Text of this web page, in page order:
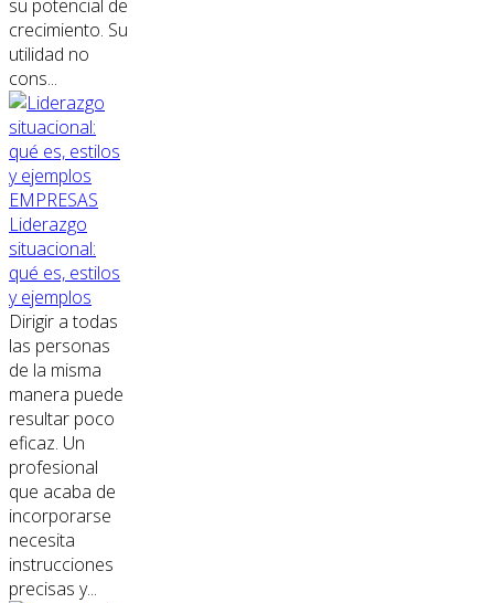
su potencial de
crecimiento. Su
utilidad no
cons...
EMPRESAS
Liderazgo
situacional:
qué es, estilos
y ejemplos
Dirigir a todas
las personas
de la misma
manera puede
resultar poco
eficaz. Un
profesional
que acaba de
incorporarse
necesita
instrucciones
precisas y...